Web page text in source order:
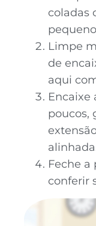
coladas
Limpe
de
aqui
Encaixe
poucos,
Feche a
conferir